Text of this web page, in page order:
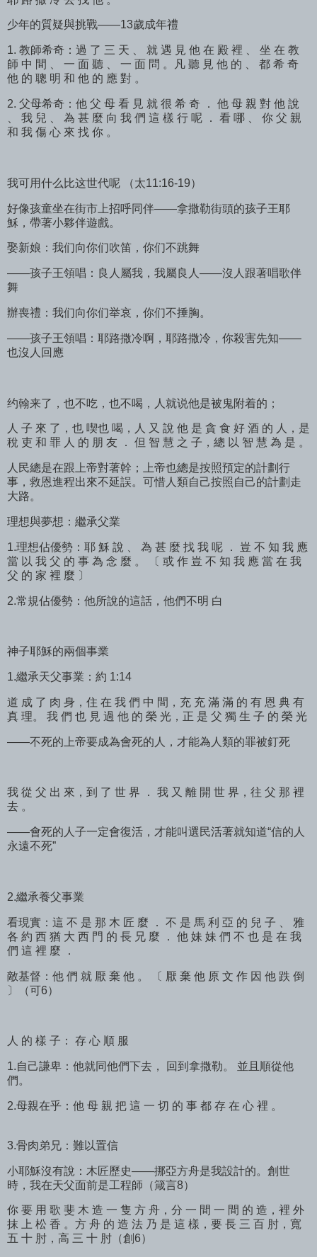
少年的質疑與挑戰——13歲成年禮
1. 教師希奇：過 了 三 天 、 就 遇 見 他 在 殿 裡 、 坐 在 教
師 中 間 、 一 面 聽 、 一 面 問 。凡 聽 見 他 的 、 都 希 奇
他 的 聰 明 和 他 的 應 對 。
2. 父母希奇：他 父 母 看 見 就 很 希 奇 ． 他 母 親 對 他 說
、 我 兒 、 為 甚 麼 向 我 們 這 樣 行 呢 ． 看 哪 、 你 父 親
和 我 傷 心 來 找 你 。
我可用什么比这世代呢 （太11:16-19）
好像孩童坐在街市上招呼同伴——拿撒勒街頭的孩子王耶
穌，帶著小夥伴遊戲。
娶新娘：我们向你们吹笛，你们不跳舞
——孩子王領唱：良人屬我，我屬良人——沒人跟著唱歌伴
舞
辦喪禮：我们向你们举哀，你们不捶胸。
——孩子王領唱：耶路撒冷啊，耶路撒冷，你殺害先知——
也沒人回應
约翰来了，也不吃，也不喝，人就说他是被鬼附着的；
人 子 來 了，也 喫也 喝，人 又 說 他 是 貪 食 好 酒 的 人，是
稅 吏 和 罪 人 的 朋 友 ． 但 智 慧 之 子，總 以 智 慧 為 是 。
人民總是在跟上帝對著幹；上帝也總是按照預定的計劃行
事，救恩進程出來不延誤。可惜人類自己按照自己的計劃走
大路。
理想與夢想：繼承父業
1.理想佔優勢：耶 穌 說 、 為 甚 麼 找 我 呢 ． 豈 不 知 我 應
當 以 我 父 的 事 為 念 麼 。 〔 或 作 豈 不 知 我 應 當 在 我
父 的 家 裡 麼 〕
2.常規佔優勢：他所說的這話，他們不明 白
神子耶穌的兩個事業
1.繼承天父事業：約 1:14
道 成 了 肉 身，住 在 我 們 中 間，充 充 滿 滿 的 有 恩 典 有
真 理。 我 們 也 見 過 他 的 榮 光，正 是 父 獨 生 子 的 榮 光
——不死的上帝要成為會死的人，才能為人類的罪被釘死
我 從 父 出 來，到 了 世 界 ． 我 又 離 開 世 界，往 父 那 裡
去 。
——會死的人子一定會復活，才能叫選民活著就知道“信的人
永遠不死”
2.繼承養父事業
看現實：這 不 是 那 木 匠 麼 ． 不 是 馬 利 亞 的 兒 子 、 雅
各 約 西 猶 大 西 門 的 長 兄 麼 ． 他 妹 妹 們 不 也 是 在 我
們 這 裡 麼 ．
敵基督：他 們 就 厭 棄 他 。 〔 厭 棄 他 原 文 作 因 他 跌 倒
〕（可6）
人 的 樣 子： 存 心 順 服
1.自己謙卑：他就同他們下去， 回到拿撒勒。 並且順從他
們。
2.母親在乎：他 母 親 把 這 一 切 的 事 都 存 在 心 裡 。
3.骨肉弟兄：難以置信
小耶穌沒有說：木匠歷史——挪亞方舟是我設計的。創世
時，我在天父面前是工程師（箴言8）
你 要 用 歌 斐 木 造 一 隻 方 舟，分 一 間 一 間 的 造，裡 外
抹 上 松 香 。方 舟 的 造 法 乃 是 這 樣，要 長 三 百 肘，寬
五 十 肘，高 三 十 肘（創6）